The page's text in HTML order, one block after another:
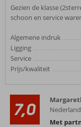
Gezien de klasse
schoon en service
Algemene indruk
Ligging
Service
Prijs/kwaliteit
7,0
Nederland
Met